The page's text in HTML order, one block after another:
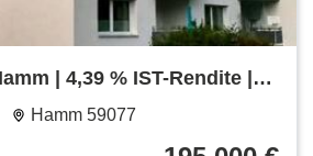
| 4,39 % IST-Rendite |
%Hamm 59077